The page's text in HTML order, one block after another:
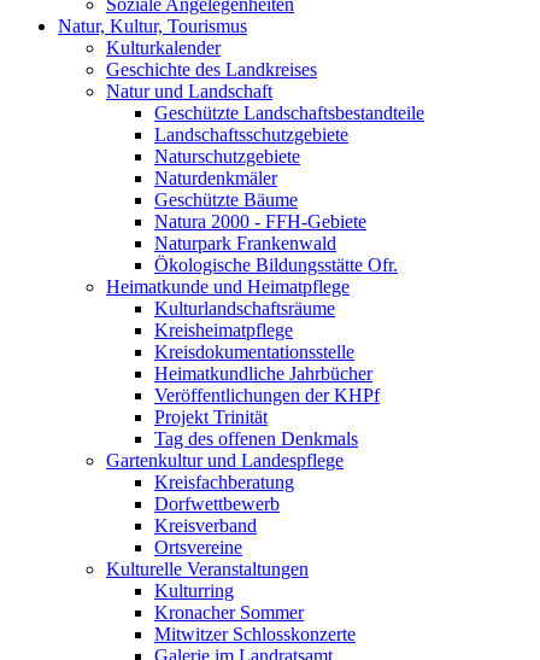
Soziale Angelegenheiten
Natur, Kultur, Tourismus
Kulturkalender
Geschichte des Landkreises
Natur und Landschaft
Geschützte Landschaftsbestandteile
Landschaftsschutzgebiete
Naturschutzgebiete
Naturdenkmäler
Geschützte Bäume
Natura 2000 - FFH-Gebiete
Naturpark Frankenwald
Ökologische Bildungsstätte Ofr.
Heimatkunde und Heimatpflege
Kulturlandschaftsräume
Kreisheimatpflege
Kreisdokumentationsstelle
Heimatkundliche Jahrbücher
Veröffentlichungen der KHPf
Projekt Trinität
Tag des offenen Denkmals
Gartenkultur und Landespflege
Kreisfachberatung
Dorfwettbewerb
Kreisverband
Ortsvereine
Kulturelle Veranstaltungen
Kulturring
Kronacher Sommer
Mitwitzer Schlosskonzerte
Galerie im Landratsamt